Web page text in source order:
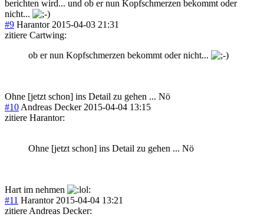
berichten wird... und ob er nun Kopfschmerzen bekommt oder
nicht...
#9 Harantor 2015-04-03 21:31
zitiere Cartwing:
ob er nun Kopfschmerzen bekommt oder nicht...
Ohne [jetzt schon] ins Detail zu gehen ... Nö
#10Andreas Decker 2015-04-04 13:15
zitiere Harantor:
Ohne [jetzt schon] ins Detail zu gehen ... Nö
Hart im nehmen
#11 Harantor 2015-04-04 13:21
zitiere Andreas Decker: